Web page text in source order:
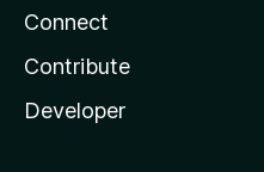
Connect
Contribute
Developer